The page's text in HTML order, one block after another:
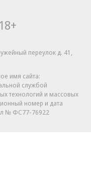
18+
переулок д. 41,
имя сайта:
службой
технологий и массовых
номер и дата
№ ФС77-76922